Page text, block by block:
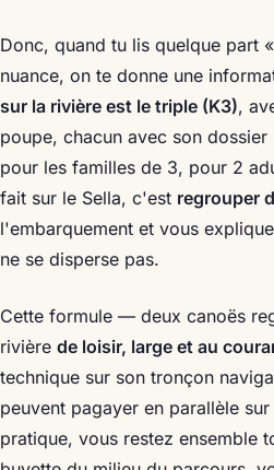
Donc, quand tu lis quelque part
nuance, on te donne une
sur la rivière est le triple (K3),
poupe, chacun avec son
pour les familles de 3, pour 2
fait sur le Sella, c'est regrouper
l'embarquement et vous
ne se disperse pas.
Cette formule — deux canoës
rivière de loisir, large et au
technique sur son tronçon
peuvent pagayer en parallèle
pratique, vous restez ensemble